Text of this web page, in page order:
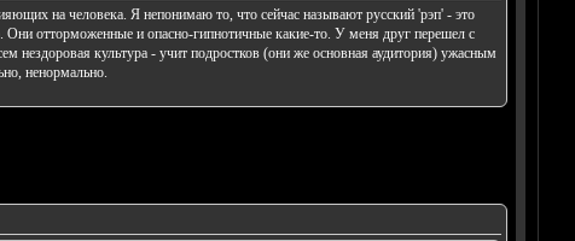
на человека. Я непонимаю то, что сейчас называют русский 'рэп' - это
отторможенные и опасно-гипнотичные какие-то. У меня друг перешел с
культура - учит подростков (они же основная аудитория) ужасным
ненормально.